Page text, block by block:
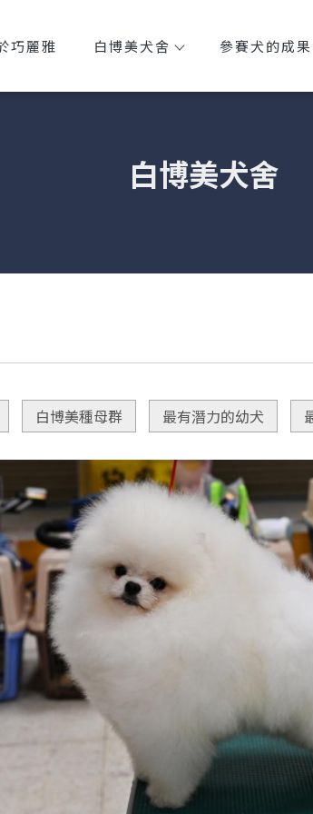
巧麗雅 白博美犬舍 參賽犬的成果
白博美犬舍
白博美種母群 最有潛力的幼犬